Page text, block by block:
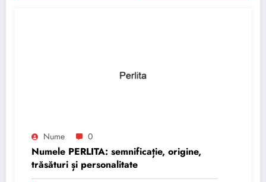
Nume 0
Numele PERLITA: semnificație, origine,
trăsături și personalitate